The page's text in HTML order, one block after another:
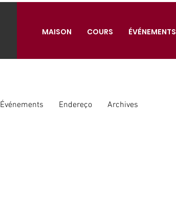
MAISON COURS ÉVÉNEMENTS
Événements Endereço Archives